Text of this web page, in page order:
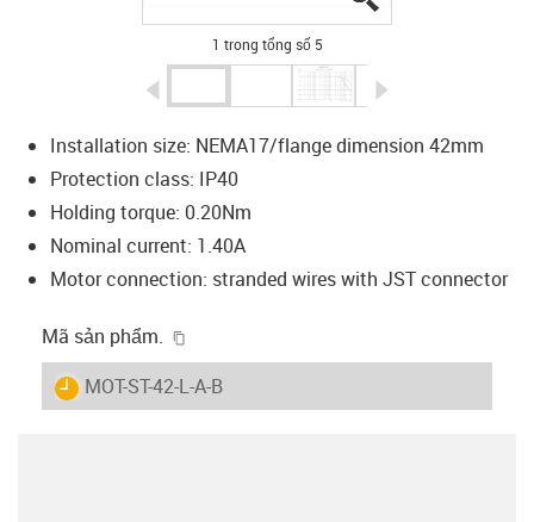
1 trong tổng số 5
Installation size: NEMA17/flange dimension 42mm
Protection class: IP40
Holding torque: 0.20Nm
Nominal current: 1.40A
Motor connection: stranded wires with JST connector
Mã sản phẩm.
igus-icon-lieferzeit
MOT-ST-42-L-A-B